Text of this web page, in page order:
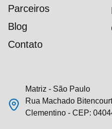
Parceiros
Blog
Contato
Matriz - São Paulo
Rua Machado
Clementino - CEP: